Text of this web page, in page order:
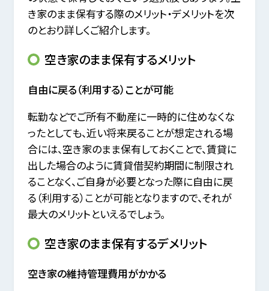
き家のまま保有する際のメリット・デメリットを次
のとおり詳しくご紹介します。
空き家のまま保有するメリット
自由に戻る（利用する）ことが可能
転勤などでご所有不動産に一時的に住めなくな
ったとしても、近い将来戻ることが想定される場
合には、空き家のまま保有しておくことで、賃貸に
出した場合のように賃貸借契約期間に制限され
ることなく、ご自身が必要となった際に自由に戻
る（利用する）ことが可能となりますので、それが
最大のメリットといえるでしょう。
空き家のまま保有するデメリット
空き家の維持管理費用がかかる